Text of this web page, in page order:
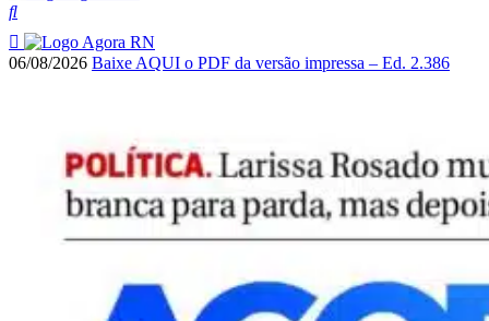
06/08/2026 Baixe AQUI o PDF da versão impressa – Ed. 2.386